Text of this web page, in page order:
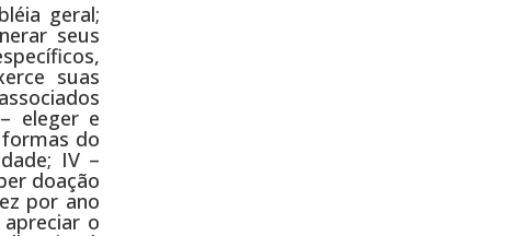
geral;
seus
suas
eleger e
do
IV –
doação
por ano
o